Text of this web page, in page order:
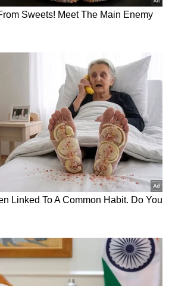
ಕಾಂಗ್ರೆಸ್ ಸರ್ಕಾರ
ಪ್ರಲ್ಹಾದ್‌ ಜೋಶಿ
ಕಾಂಗ್ರೆಸ್ ಸರ್ಕಾರದ
ಪ್ರಶ್ನೆ
ಪ್ರಾಣ":
ಶೆಟ್ಟಿ | Rishab
News
ಕ್ಕೆ TAX ಇಳಿಕೆ: ಮೋದಿ-
| India US
Rounds